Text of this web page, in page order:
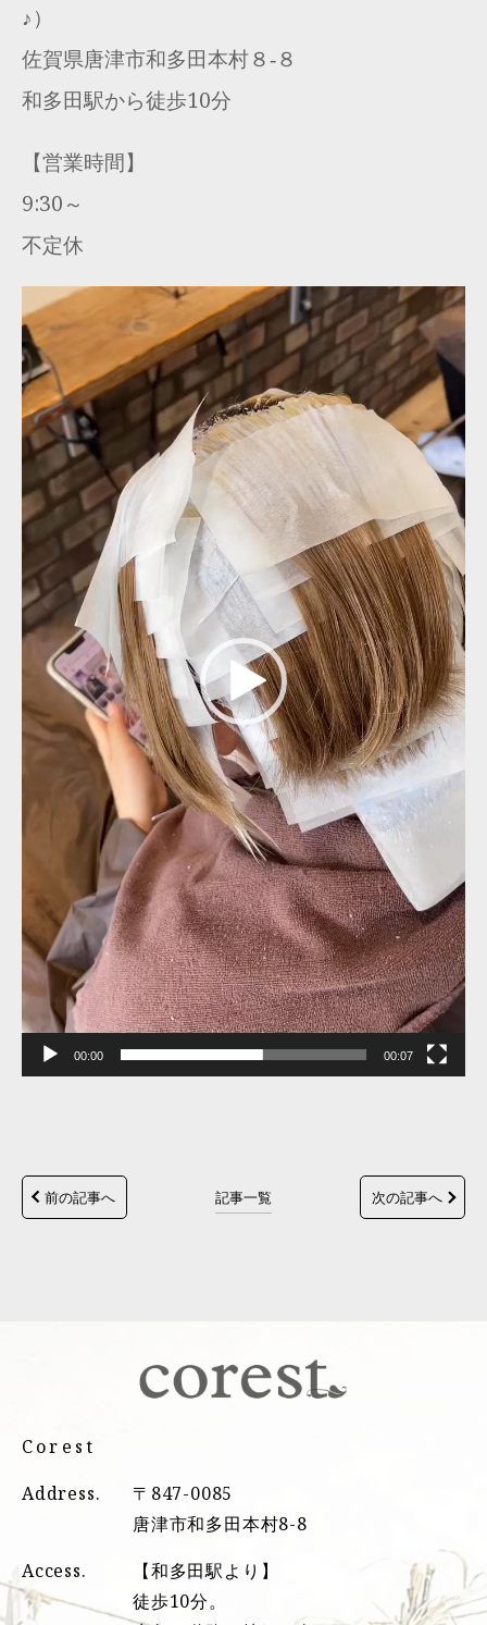
♪）
佐賀県唐津市和多田本村８‐８
和多田駅から徒歩10分
【営業時間】
9:30～
不定休
動
画
プ
レ
ー
ヤ
00:00 00:07
前の記事へ 記事一覧 次の記事へ
Corest
Address.
〒847-0085
唐津市和多田本村8-8
Access.
【和多田駅より】
徒歩10分。